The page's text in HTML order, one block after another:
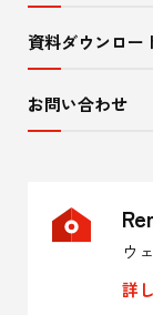
資料ダウンロー
お問い合わせ
ウ
詳